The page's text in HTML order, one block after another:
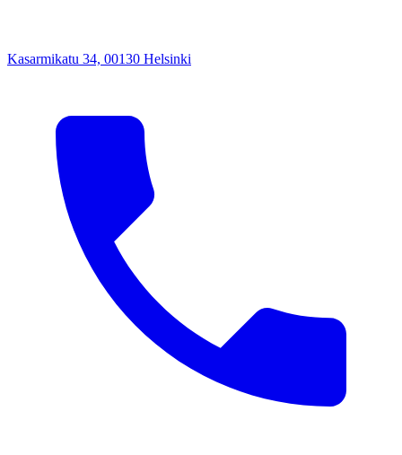
Kasarmikatu 34, 00130 Helsinki